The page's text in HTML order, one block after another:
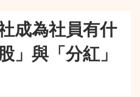
成為社員有什
」與「分紅」